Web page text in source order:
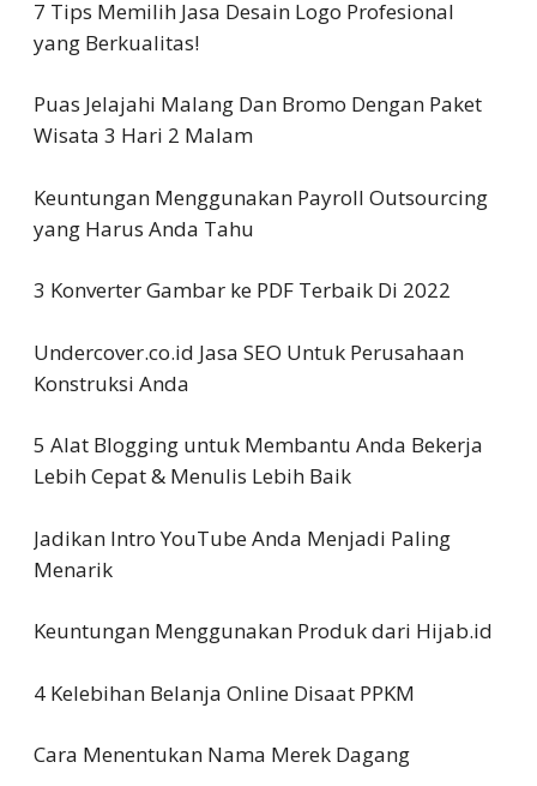
7 Tips Memilih Jasa Desain Logo Profesional
yang Berkualitas!
Puas Jelajahi Malang Dan Bromo Dengan Paket
Wisata 3 Hari 2 Malam
Keuntungan Menggunakan Payroll Outsourcing
yang Harus Anda Tahu
3 Konverter Gambar ke PDF Terbaik Di 2022
Undercover.co.id Jasa SEO Untuk Perusahaan
Konstruksi Anda
5 Alat Blogging untuk Membantu Anda Bekerja
Lebih Cepat & Menulis Lebih Baik
Jadikan Intro YouTube Anda Menjadi Paling
Menarik
Keuntungan Menggunakan Produk dari Hijab.id
4 Kelebihan Belanja Online Disaat PPKM
Cara Menentukan Nama Merek Dagang